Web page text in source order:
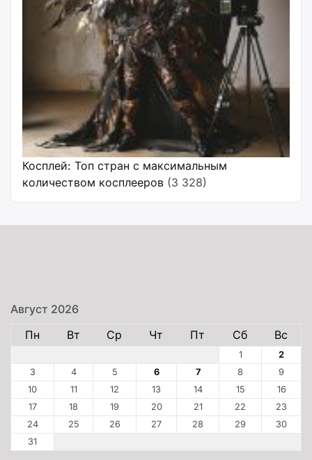
Косплей: Топ стран с максимальным
количеством косплееров (3 328)
Август 2026
Пн
Вт Ср Чт Пт Сб Вс
1
2
3
4 5 6 7 8
9
10
11 12 13 14 15
16
17
18 19 20 21 22
23
24
25 26 27 28 29
30
31